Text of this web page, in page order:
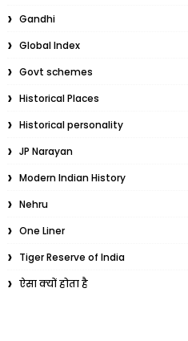
Gandhi
Global Index
Govt schemes
Historical Places
Historical personality
JP Narayan
Modern Indian History
Nehru
One Liner
Tiger Reserve of India
ऐसा क्यों होता है